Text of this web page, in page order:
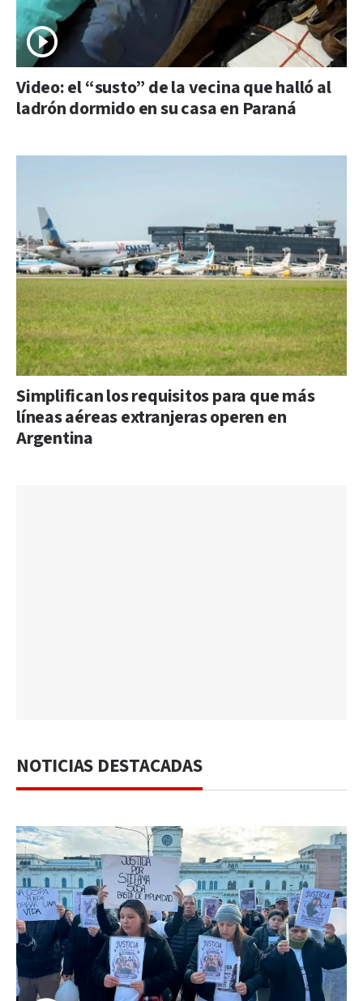
Video: el “susto” de la vecina que halló al
ladrón dormido en su casa en Paraná
Simplifican los requisitos para que más
líneas aéreas extranjeras operen en
Argentina
NOTICIAS DESTACADAS